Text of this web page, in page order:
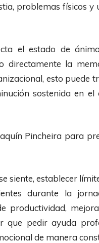
problemas físicos
el estado de
directamente la
esto puede
sostenida en el
Pincheira para
siente, establecer
durante la
productividad,
que pedir ayuda
de manera